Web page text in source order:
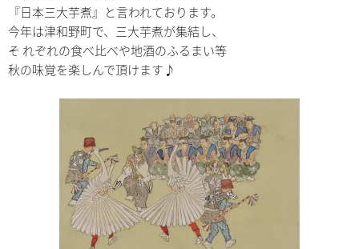
『日本三大芋煮』と言われております。
今年は津和野町で、三大芋煮が集結し、
そ れぞれの食べ比べや地酒のふるまい等
秋の味覚を楽しんで頂けます♪